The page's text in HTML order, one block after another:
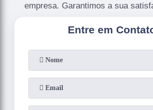
empresa. Garantimos a sua
Entre em